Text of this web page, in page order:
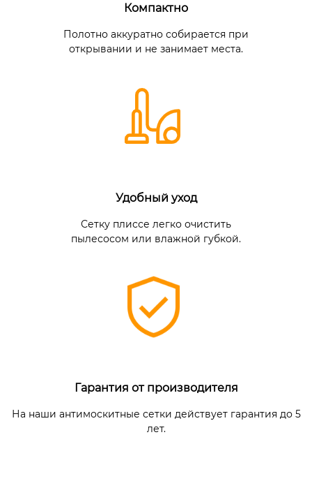
Компактно
Полотно аккуратно собирается при
открывании и не занимает места.
Удобный уход
Сетку плиссе легко очистить
пылесосом или влажной губкой.
Гарантия от производителя
На наши антимоскитные сетки действует гарантия до 5
лет.